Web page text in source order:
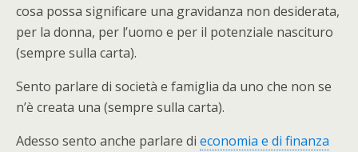
cosa possa significare una gravidanza non desiderata,
per la donna, per l’uomo e per il potenziale nascituro
(sempre sulla carta).
Sento parlare di società e famiglia da uno che non se
n’è creata una (sempre sulla carta).
Adesso sento anche parlare di economia e di finanza